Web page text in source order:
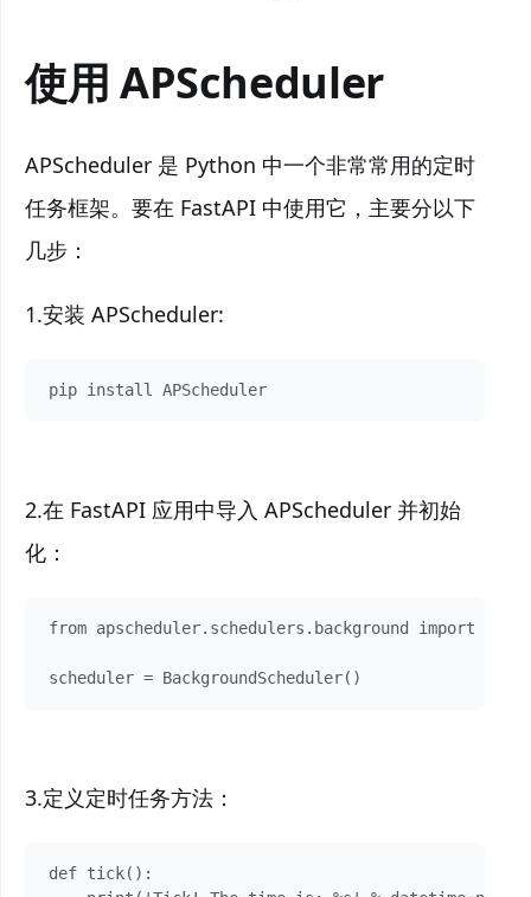
使用 APScheduler
APScheduler 是 Python 中一个非常常用的定时
任务框架。要在 FastAPI 中使用它，主要分以下
几步：
1.安装 APScheduler:
pip install APScheduler
2.在 FastAPI 应用中导入 APScheduler 并初始
化：
from apscheduler.schedulers.background import
scheduler = BackgroundScheduler()
3.定义定时任务方法：
def tick():